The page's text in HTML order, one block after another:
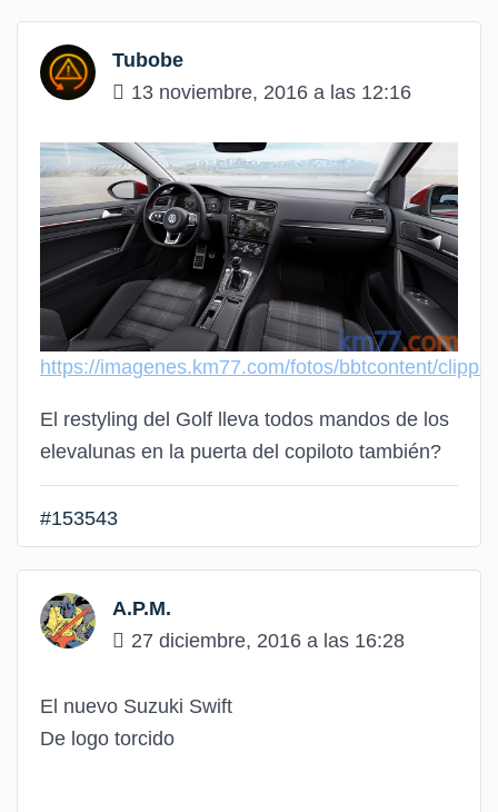
Tubobe
13 noviembre, 2016 a las 12:16
https://imagenes.km77.com/fotos/bbtcontent/
El restyling del Golf lleva todos mandos de los
elevalunas en la puerta del copiloto también?
#153543
A.P.M.
27 diciembre, 2016 a las 16:28
El nuevo Suzuki Swift
De logo torcido